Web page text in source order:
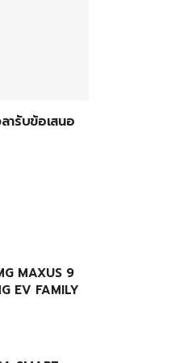
ารับข้อเสนอ
MAXUS 9
EV FAMILY